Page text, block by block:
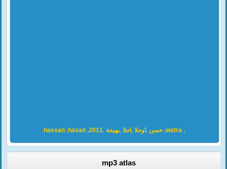
hassan ,hasan , حسن, اوجلا, اجلا,بهيجة ,
2011 ,watra ,
mp3 atlas